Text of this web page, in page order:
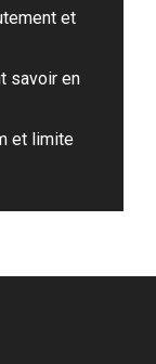
et
savoir en
et limite